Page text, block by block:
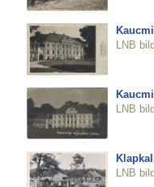
LNB
LNB
LNB